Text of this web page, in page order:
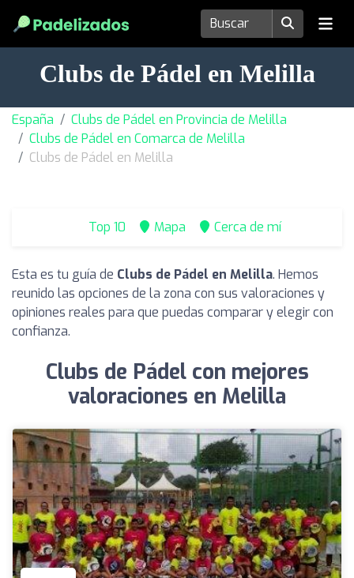
Clubs de Pádel en Melilla
España
Clubs de Pádel en Provincia de Melilla
Clubs de Pádel en Comarca de Melilla
Clubs de Pádel en Melilla
Top 10 Mapa Cerca de mí
Esta es tu guía de Clubs de Pádel en Melilla. Hemos
reunido las opciones de la zona con sus valoraciones y
opiniones reales para que puedas comparar y elegir con
confianza.
Clubs de Pádel con mejores
valoraciones en Melilla